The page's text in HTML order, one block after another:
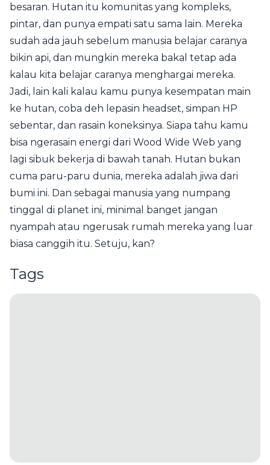
besaran. Hutan itu komunitas yang kompleks,
pintar, dan punya empati satu sama lain. Mereka
sudah ada jauh sebelum manusia belajar caranya
bikin api, dan mungkin mereka bakal tetap ada
kalau kita belajar caranya menghargai mereka.
Jadi, lain kali kalau kamu punya kesempatan main
ke hutan, coba deh lepasin headset, simpan HP
sebentar, dan rasain koneksinya. Siapa tahu kamu
bisa ngerasain energi dari Wood Wide Web yang
lagi sibuk bekerja di bawah tanah. Hutan bukan
cuma paru-paru dunia, mereka adalah jiwa dari
bumi ini. Dan sebagai manusia yang numpang
tinggal di planet ini, minimal banget jangan
nyampah atau ngerusak rumah mereka yang luar
biasa canggih itu. Setuju, kan?
Tags